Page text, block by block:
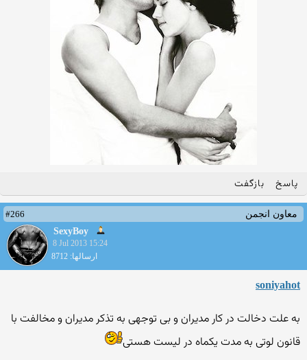
پاسخ بازگفت
معاون انجمن
#266
SexyBoy
8 Jul 2013 15:24
ارسالها: 8712
soniyahot
به علت دخالت در کار مدیران و بی توجهی به تذکر مدیران و مخالفت با
قانون لوتی به مدت یکماه در لیست هستی